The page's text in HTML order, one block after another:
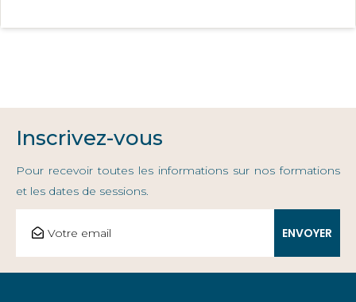
Inscrivez-vous
Pour recevoir toutes les informations sur nos formations
et les dates de sessions.